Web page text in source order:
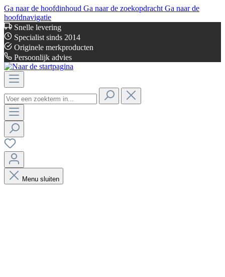
Ga naar de hoofdinhoud Ga naar de zoekopdracht Ga naar de
hoofdnavigatie
Snelle levering
Specialist sinds 2014
Originele merkproducten
Persoonlijk advies
Menu sluiten